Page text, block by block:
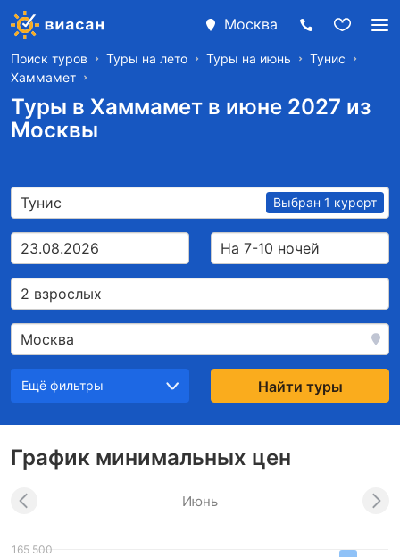
Москва
Поиск туров Туры на лето Туры на июнь
Тунис
Хаммамет
Туры в Хаммамет в июне 2027 из
Москвы
Тунис Выбран 1 курорт
23.08.2026 На 7-10 ночей
2 взрослых
Москва
Ещё фильтры Найти туры
График минимальных цен
Июнь
165 500